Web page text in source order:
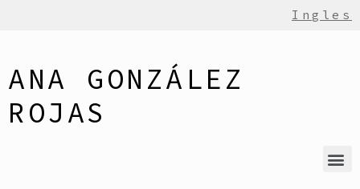
Ingles
ANA GONZÁLEZ
ROJAS